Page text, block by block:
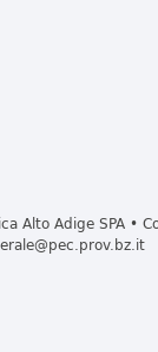
Alto Adige SPA •